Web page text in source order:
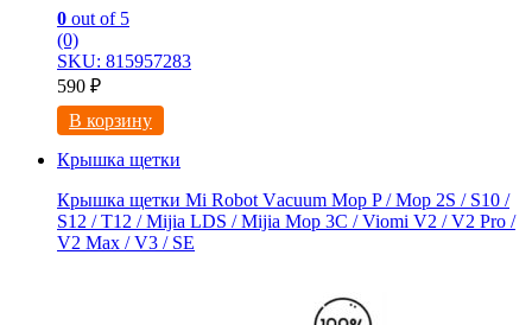
0 out of 5
(0)
SKU: 815957283
590 ₽
В корзину
Крышка щетки
Крышка щетки Mi Rоbot Vаcuum Mop P / Moр 2S / S10 /
S12 / Т12 / Мijiа LDS / Mijia Мop 3C / Viоmi V2 / V2 Рro /
V2 Maх / V3 / SE